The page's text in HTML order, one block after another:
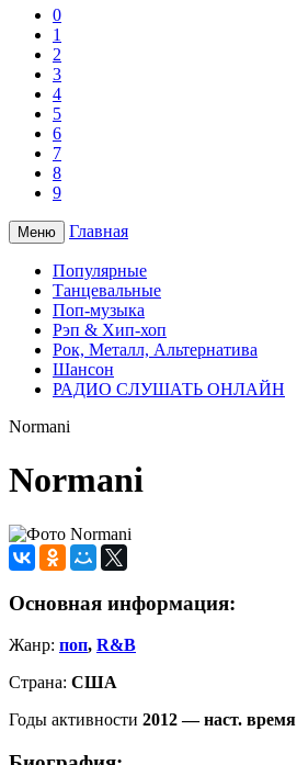
0
1
2
3
4
5
6
7
8
9
Меню Главная
Популярные
Танцевальные
Поп-музыка
Рэп & Хип-хоп
Рок, Металл, Альтернатива
Шансон
РАДИО СЛУШАТЬ ОНЛАЙН
Normani
Normani
Основная информация:
Жанр: поп, R&B
Страна: США
Годы активности 2012 — наст. время